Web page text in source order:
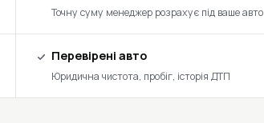
Точну суму менеджер розрахує під ваше авто
Перевірені авто
Юридична чистота, пробіг, історія ДТП